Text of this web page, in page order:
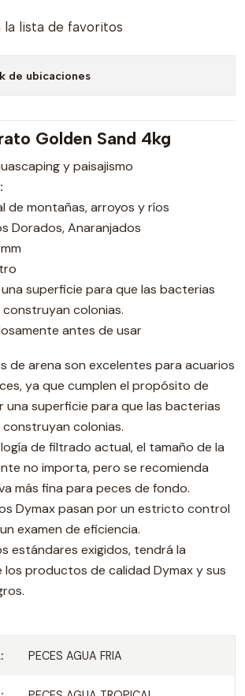
la lista de favoritos
de ubicaciones
Golden Sand 4kg
y paisajismo
de montañas, arroyos y ríos
Dorados, Anaranjados
superficie para que las bacterias
colonias.
antes de usar
de arena son excelentes para acuarios
ya que cumplen el propósito de
superficie para que las bacterias
colonias.
de filtrado actual, el tamaño de la
no importa, pero se recomienda
más fina para peces de fondo.
Dymax pasan por un estricto control
examen de eficiencia.
estándares exigidos, tendrá la
los productos de calidad Dymax y sus
PECES AGUA FRIA